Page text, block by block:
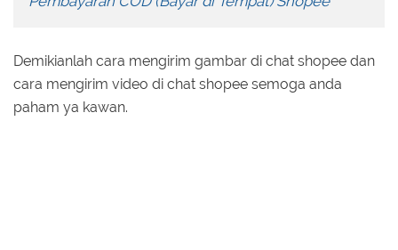
Demikianlah cara mengirim gambar di chat shopee dan
cara mengirim video di chat shopee semoga anda
paham ya kawan.